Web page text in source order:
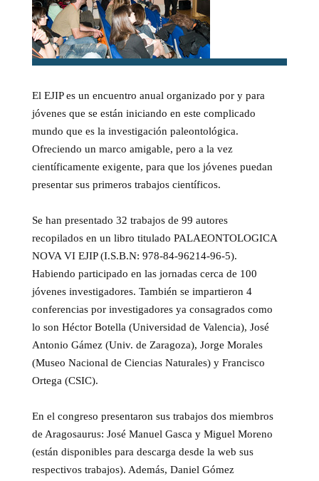
El EJIP es un encuentro anual organizado por y para
jóvenes que se están iniciando en este complicado
mundo que es la investigación paleontológica.
Ofreciendo un marco amigable, pero a la vez
científicamente exigente, para que los jóvenes puedan
presentar sus primeros trabajos científicos.
Se han presentado 32 trabajos de 99 autores
recopilados en un libro titulado PALAEONTOLOGICA
NOVA VI EJIP (I.S.B.N: 978-84-96214-96-5).
Habiendo participado en las jornadas cerca de 100
jóvenes investigadores. También se impartieron 4
conferencias por investigadores ya consagrados como
lo son Héctor Botella (Universidad de Valencia), José
Antonio Gámez (Univ. de Zaragoza), Jorge Morales
(Museo Nacional de Ciencias Naturales) y Francisco
Ortega (CSIC).
En el congreso presentaron sus trabajos dos miembros
de Aragosaurus: José Manuel Gasca y Miguel Moreno
(están disponibles para descarga desde la web sus
respectivos trabajos). Además, Daniel Gómez